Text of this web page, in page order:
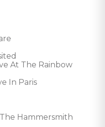
At The Rainbow
In Paris
Hammersmith